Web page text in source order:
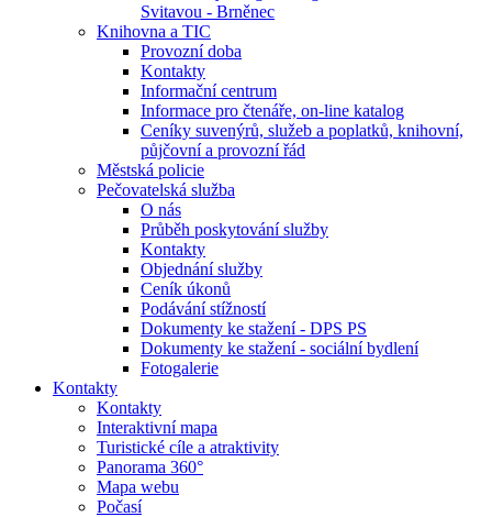
Svitavou - Brněnec
Knihovna a TIC
Provozní doba
Kontakty
Informační centrum
Informace pro čtenáře, on-line katalog
Ceníky suvenýrů, služeb a poplatků, knihovní,
půjčovní a provozní řád
Městská policie
Pečovatelská služba
O nás
Průběh poskytování služby
Kontakty
Objednání služby
Ceník úkonů
Podávání stížností
Dokumenty ke stažení - DPS PS
Dokumenty ke stažení - sociální bydlení
Fotogalerie
Kontakty
Kontakty
Interaktivní mapa
Turistické cíle a atraktivity
Panorama 360°
Mapa webu
Počasí